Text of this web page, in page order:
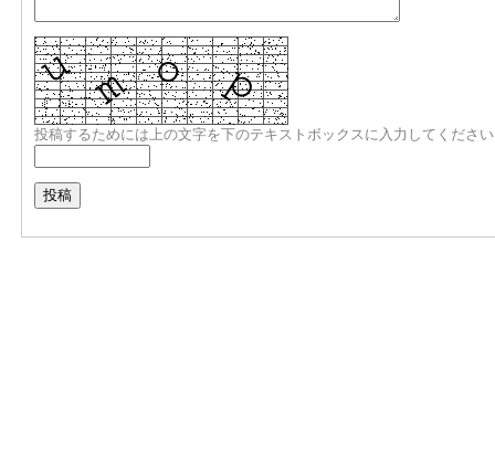
投稿するためには上の文字を下のテキストボックスに入力してくださ